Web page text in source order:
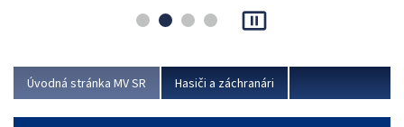
pause_presentation
Úvodná stránka MV SR Hasiči a záchranári